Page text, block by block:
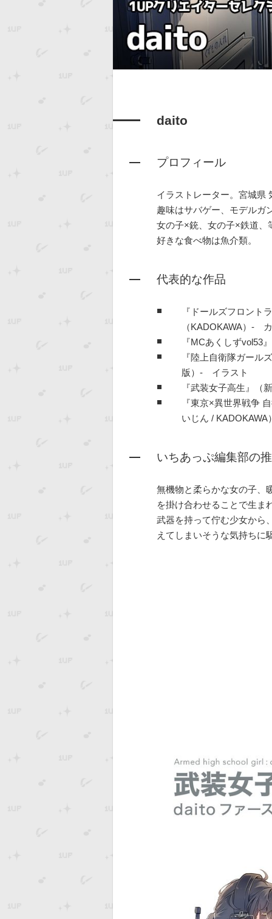
daito
プロフィール
イラストレーター。宮城県
趣味はサバゲー、モデルガ
女の子×銃、女の子×鉄道、
好きな食べ物は魚介類。
代表的な作品
『ドールズフロント
（KADOKAWA）-
『MCあくしずvol53
『陸上自衛隊ガール
版）- イラスト
『武装女子高生』（
『東京×異世界戦争
いじん /
いちあっぷ編集部の
無機物と柔らかな女の子、
を掛け合わせることで生ま
武器を持って佇む少女から
えてしまいそうな気持ちに